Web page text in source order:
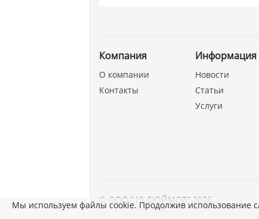
Компания
О компании
Контакты
Информация
Новости
Статьи
Услуги
© ООО "19 ДЮЙМОВ" 2026
Мы используем файлы cookie. Продолжив использование